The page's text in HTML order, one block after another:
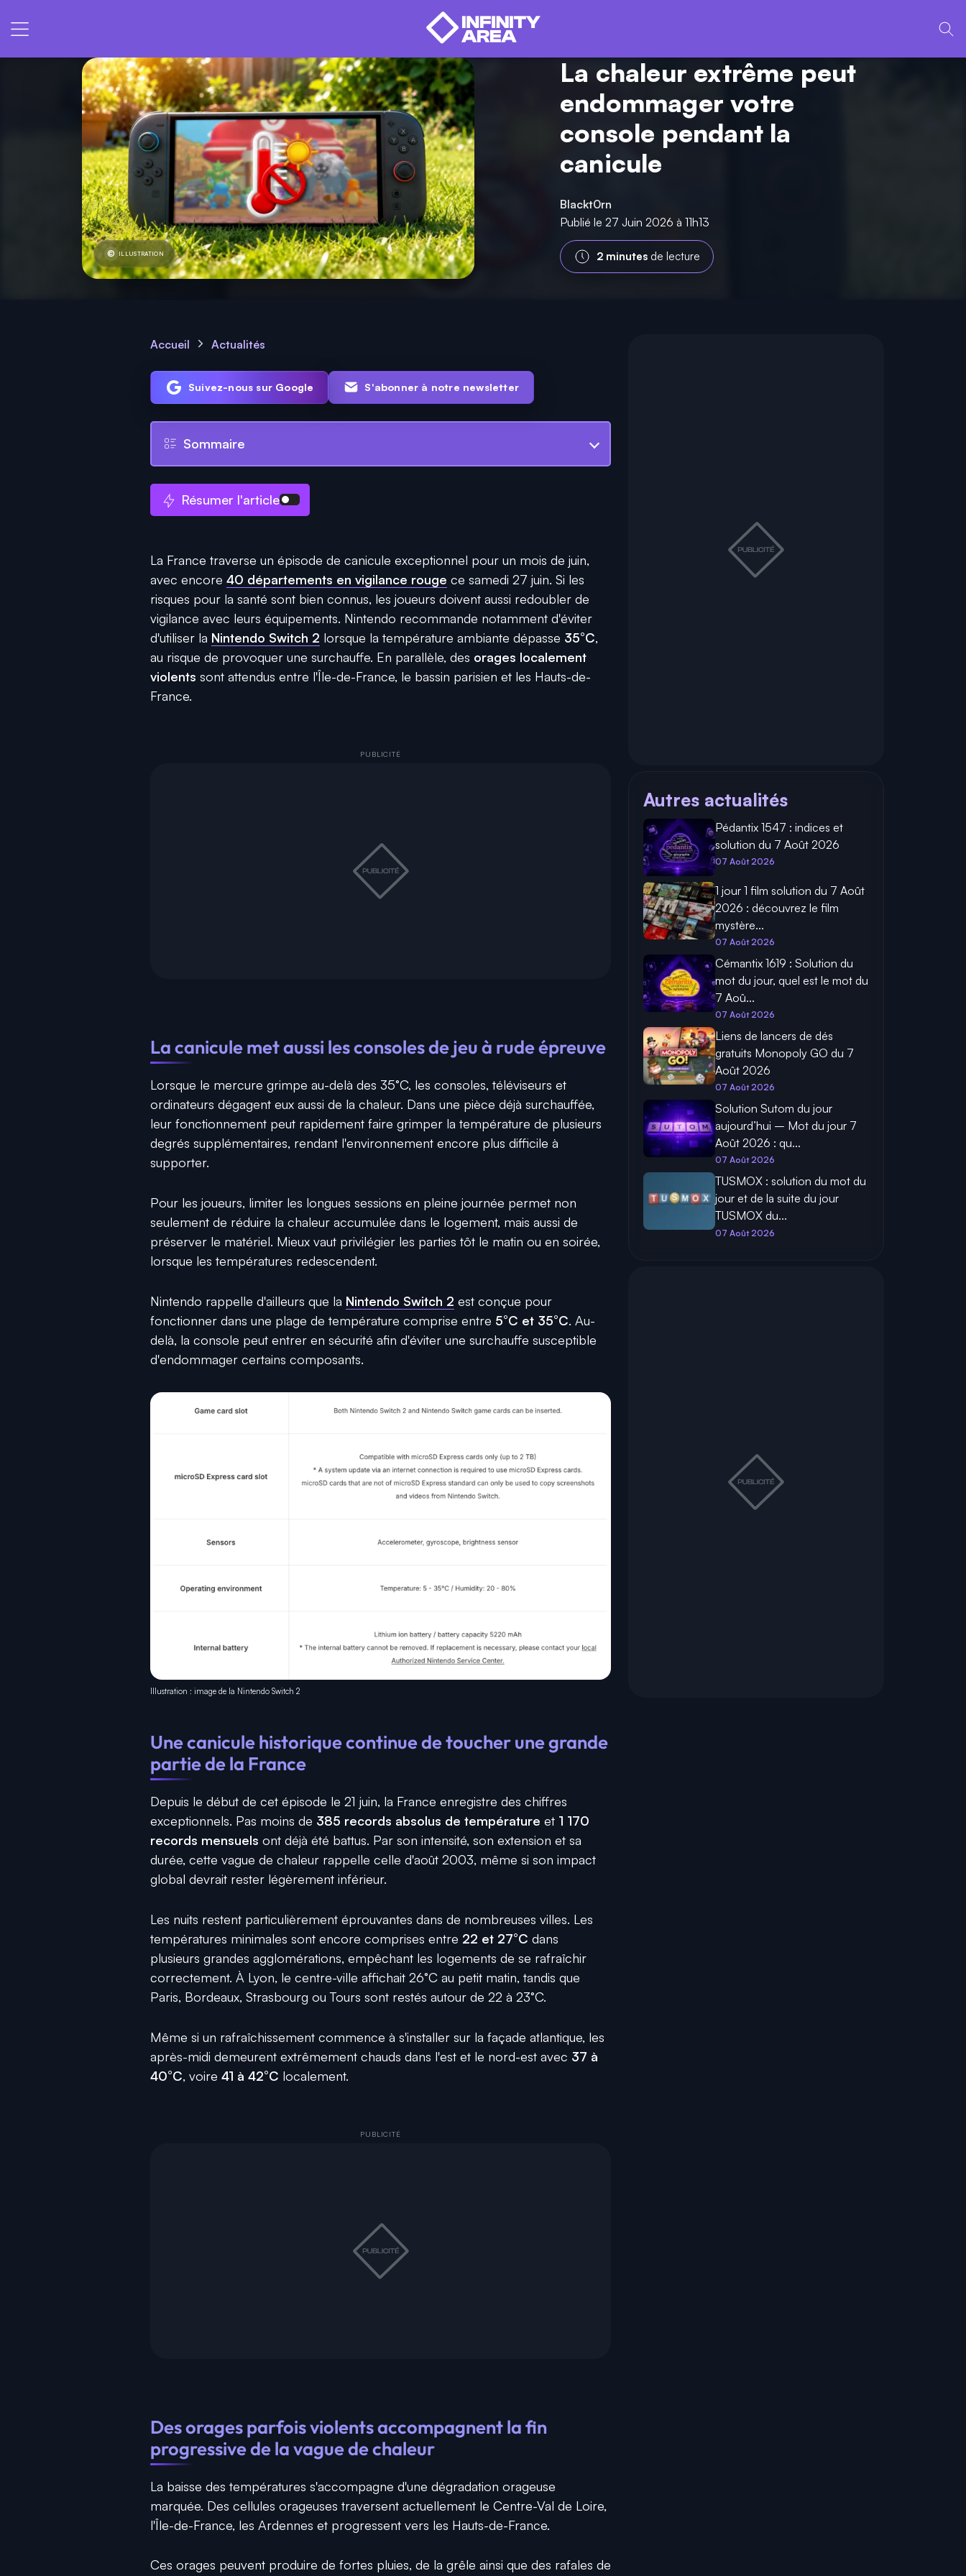
ILLUSTRATION
La chaleur extrême peut
endommager votre
console pendant la
canicule
Blackt0rn
Publié le 27 Juin 2026 à 11h13
2 minutes de lecture
Accueil Actualités
Suivez-nous sur Google S'abonner à notre newsletter
Sommaire
Résumer l'article
La France traverse un épisode de canicule exceptionnel pour un mois de juin,
avec encore 40 départements en vigilance rouge ce samedi 27 juin. Si les
risques pour la santé sont bien connus, les joueurs doivent aussi redoubler de
vigilance avec leurs équipements. Nintendo recommande notamment d'éviter
d'utiliser la Nintendo Switch 2 lorsque la température ambiante dépasse 35°C,
au risque de provoquer une surchauffe. En parallèle, des orages localement
violents sont attendus entre l'Île-de-France, le bassin parisien et les Hauts-de-
France.
La canicule met aussi les consoles de jeu à rude épreuve
Lorsque le mercure grimpe au-delà des 35°C, les consoles, téléviseurs et
ordinateurs dégagent eux aussi de la chaleur. Dans une pièce déjà surchauffée,
leur fonctionnement peut rapidement faire grimper la température de plusieurs
degrés supplémentaires, rendant l'environnement encore plus difficile à
supporter.
Pour les joueurs, limiter les longues sessions en pleine journée permet non
seulement de réduire la chaleur accumulée dans le logement, mais aussi de
préserver le matériel. Mieux vaut privilégier les parties tôt le matin ou en soirée,
lorsque les températures redescendent.
Nintendo rappelle d'ailleurs que la Nintendo Switch 2 est conçue pour
fonctionner dans une plage de température comprise entre 5°C et 35°C. Au-
delà, la console peut entrer en sécurité afin d'éviter une surchauffe susceptible
d'endommager certains composants.
Illustration : image de la Nintendo Switch 2
Une canicule historique continue de toucher une grande
partie de la France
Depuis le début de cet épisode le 21 juin, la France enregistre des chiffres
exceptionnels. Pas moins de 385 records absolus de température et 1 170
records mensuels ont déjà été battus. Par son intensité, son extension et sa
durée, cette vague de chaleur rappelle celle d'août 2003, même si son impact
global devrait rester légèrement inférieur.
Les nuits restent particulièrement éprouvantes dans de nombreuses villes. Les
températures minimales sont encore comprises entre 22 et 27°C dans
plusieurs grandes agglomérations, empêchant les logements de se rafraîchir
correctement. À Lyon, le centre-ville affichait 26°C au petit matin, tandis que
Paris, Bordeaux, Strasbourg ou Tours sont restés autour de 22 à 23°C.
Même si un rafraîchissement commence à s'installer sur la façade atlantique, les
après-midi demeurent extrêmement chauds dans l'est et le nord-est avec 37 à
40°C, voire 41 à 42°C localement.
Des orages parfois violents accompagnent la fin
progressive de la vague de chaleur
La baisse des températures s'accompagne d'une dégradation orageuse
marquée. Des cellules orageuses traversent actuellement le Centre-Val de Loire,
l'Île-de-France, les Ardennes et progressent vers les Hauts-de-France.
Ces orages peuvent produire de fortes pluies, de la grêle ainsi que des rafales de
Autres actualités
Pédantix 1547 : indices et
solution du 7 Août 2026
07 Août 2026
1 jour 1 film solution du 7 Août
2026 : découvrez le film
mystère...
07 Août 2026
Cémantix 1619 : Solution du
mot du jour, quel est le mot du
7 Aoû...
07 Août 2026
Liens de lancers de dés
gratuits Monopoly GO du 7
Août 2026
07 Août 2026
Solution Sutom du jour
aujourd’hui – Mot du jour 7
Août 2026 : qu...
07 Août 2026
TUSMOX : solution du mot du
jour et de la suite du jour
TUSMOX du...
07 Août 2026